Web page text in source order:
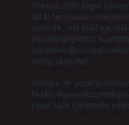
Sitemiz, 5651 Sayılı
(BTK) tarafından
nedenle, sitedeki
yükümlülüğümüz
Hukuka ve yasal